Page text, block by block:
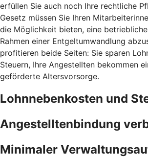
erfüllen Sie auch noch Ihre rechtliche
Gesetz müssen Sie Ihren
die Möglichkeit bieten, eine
Rahmen einer Entgeltumwandlung
profitieren beide Seiten: Sie sparen
Steuern, Ihre Angestellten bekommen
geförderte Altersvorsorge.
Lohnnebenkosten und
Angestelltenbindung
Minimaler